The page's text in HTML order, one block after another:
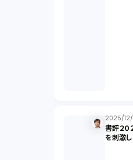
発信者情報開示請求
2025/
書評２
を刺激